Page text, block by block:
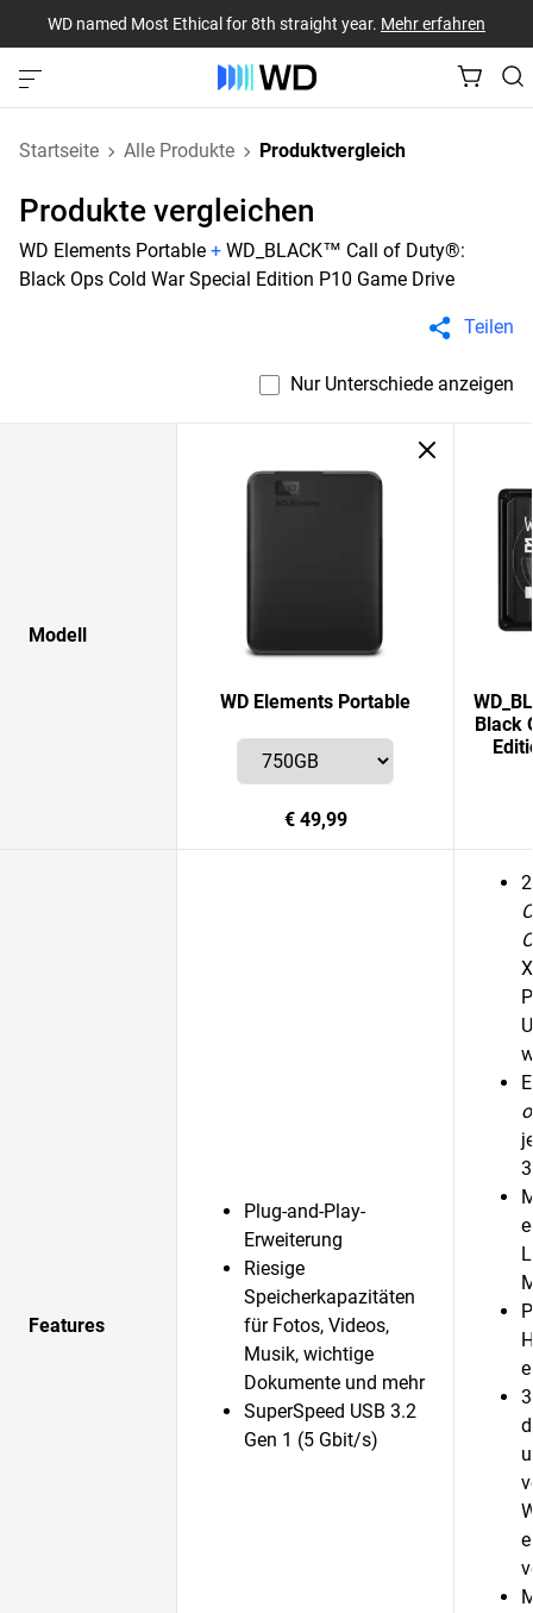
WD named Most Ethical for 8th straight year. Mehr erfahren
Startseite Alle Produkte Produktvergleich
Produkte vergleichen
WD Elements Portable + WD_BLACK™ Call of Duty®:
Black Ops Cold War Special Edition P10 Game Drive
Teilen
Nur Unterschiede anzeigen
Modell
WD Elements Portable
€ 49,99
Black
Features
Plug-and-Play-
Erweiterung
Riesige
Speicherkapazitäten
für Fotos, Videos,
Musik, wichtige
Dokumente und mehr
SuperSpeed USB 3.2
Gen 1 (5 Gbit/s)